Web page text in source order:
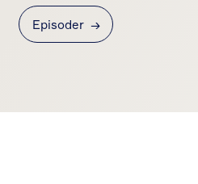
Episoder →